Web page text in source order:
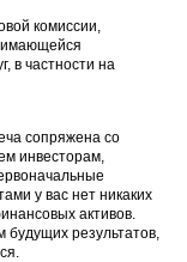
комиссии,
в частности на
сопряжена со
инвесторам,
у вас нет никаких
активов.
результатов,